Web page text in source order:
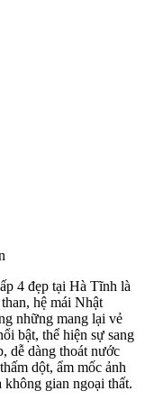
4 đẹp tại Hà Tĩnh là
hệ mái Nhật
những mang lại vẻ
bật, thể hiện sự sang
dễ dàng thoát nước
dột, ẩm mốc ảnh
gian ngoại thất.